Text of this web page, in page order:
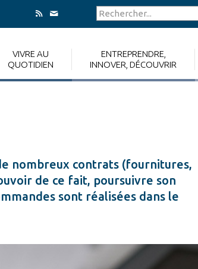
VIVRE AU
QUOTIDIEN
ENTREPRENDRE,
INNOVER, DÉCOUVRIR
nombreux contrats (fournitures,
de ce fait, poursuivre son
sont réalisées dans le